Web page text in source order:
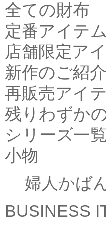
全ての財布
定番アイテム
店舗限定ア
新作のご紹介
再販売アイ
残りわずか
シリーズ一覧
小物
婦人かば
BUSINESS